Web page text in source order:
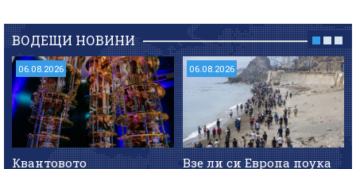
ВОДЕЩИ НОВИНИ
06.08.2026
Квантовото
06.08.2026
Взе ли си Европа поука